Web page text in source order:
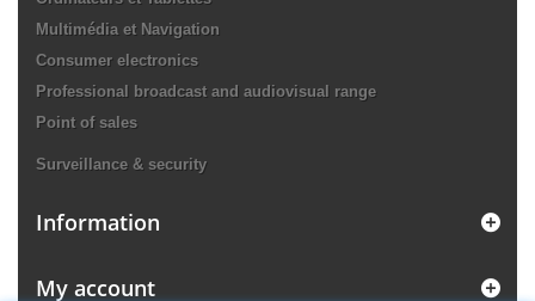
Multimédia et Navigation
Consumer electronics
Professional broadcast and audiovisual range
Point of sales
Surveillance & security
Information
My account